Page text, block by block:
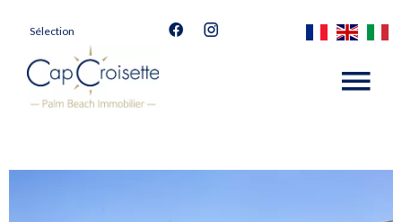
Sélection